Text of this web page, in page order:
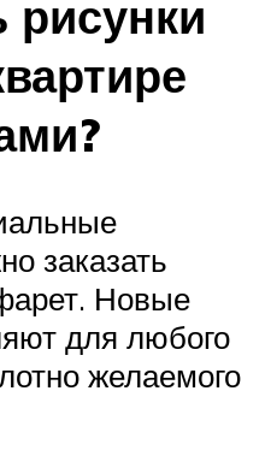
рисунки
заказать
Новые
для любого
желаемого